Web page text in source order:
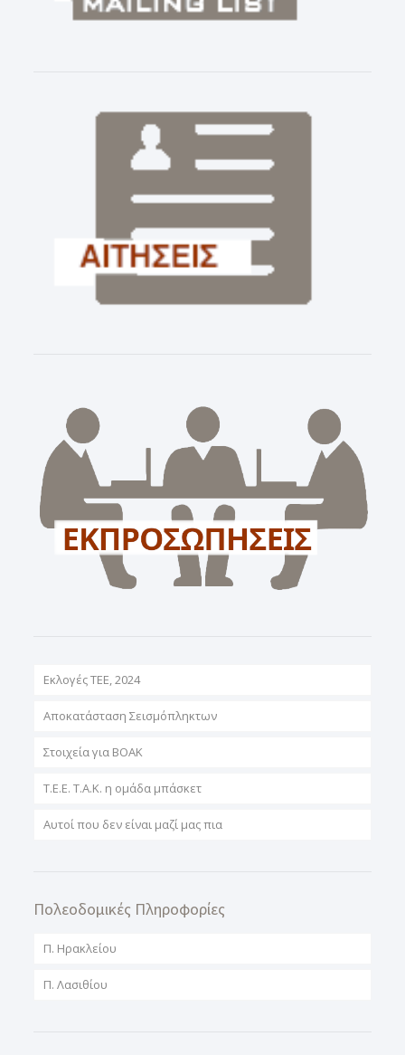
Εκλογές ΤΕΕ, 2024
Αποκατάσταση Σεισμόπληκτων
Στοιχεία για ΒΟΑΚ
T.E.E. T.A.K. η ομάδα μπάσκετ
Αυτοί που δεν είναι μαζί μας πια
Πολεοδομικές Πληροφορίες
Π. Ηρακλείου
Π. Λασιθίου